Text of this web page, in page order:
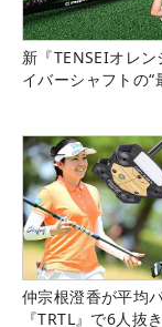
新『TENSEIオレン
イバーシャフトの“
仲宗根澄香が平均
『TRTL』で6人抜き